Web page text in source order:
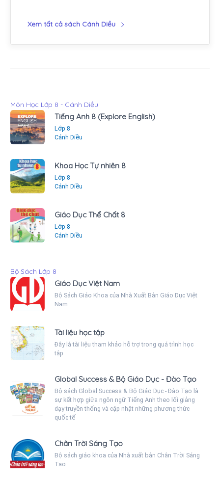
Xem tất cả sách Cánh Diều
Môn Học Lớp 8 - Cánh Diều
Tiếng Anh 8 (Explore English)
Lớp 8
Cánh Diều
Khoa Học Tự nhiên 8
Lớp 8
Cánh Diều
Giáo Dục Thể Chất 8
Lớp 8
Cánh Diều
Bộ Sách Lớp 8
Giáo Dục Việt Nam
Bộ Sách Giáo Khoa của Nhà Xuất Bản Giáo Dục Việt
Nam
Tài liệu học tập
Đây là tài liệu tham khảo hỗ trợ trong quá trình học
tập
Global Success & Bộ Giáo Dục - Đào Tạo
Bộ sách Global Success & Bộ Giáo Dục - Đào Tạo là
sự kết hợp giữa ngôn ngữ Tiếng Anh theo lối giảng
dạy truyền thống và cập nhật những phương thức
quốc tế
Chân Trời Sáng Tạo
Bộ sách giáo khoa của Nhà xuất bản Chân Trời Sáng
Tạo